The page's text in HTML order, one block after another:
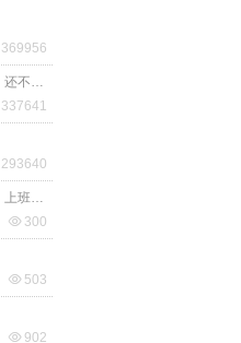
369956
337641
293640
 300
 503
 902